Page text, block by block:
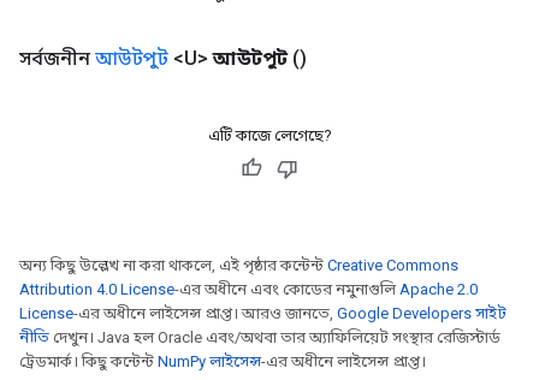
সর্বজনীন আউটপুট <U> আউটপুট ()
এটি কাজে লেগেছে?
অন্য কিছু উল্লেখ না করা থাকলে, এই পৃষ্ঠার কন্টেন্ট Creative Commons
Attribution 4.0 License-এর অধীনে এবং কোডের নমুনাগুলিApache 2.0
License-এর অধীনে লাইসেন্স প্রাপ্ত। আরও জানতে, Google Developers সাইট
নীতি দেখুন। Java হল Oracle এবং/অথবা তার অ্যাফিলিয়েট সংস্থার রেজিস্টার্ড
ট্রেডমার্ক। কিছু কন্টেন্ট NumPy লাইসেন্স-এর অধীনে লাইসেন্স প্রাপ্ত।